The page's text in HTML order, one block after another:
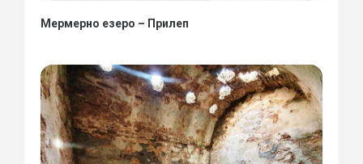
Мермерно езеро – Прилеп